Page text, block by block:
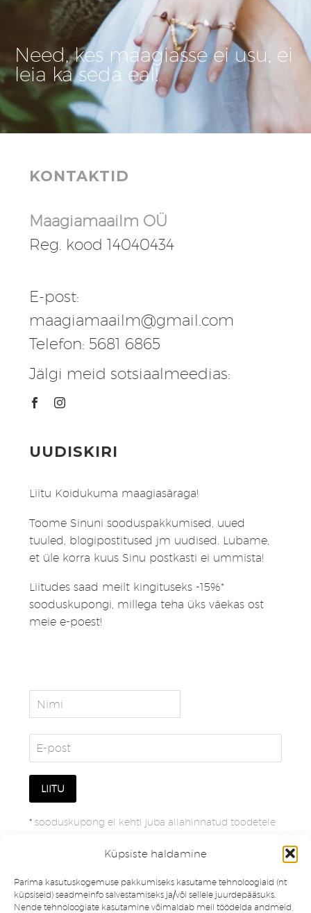
Küpsiste haldamine
Parima kasutuskogemuse pakkumiseks kasutame tehnoloogiaid (nt
küpsiseid) seadmeinfo salvestamiseks ja/või sellele juurdepääsuks.
Nende tehnoloogiate kasutamine võimaldab meil töödelda andmeid,
Need, kes maagiasse ei usu, ei
leia ka seda eal!
KONTAKTID
Maagiamaailm OÜ
Reg. kood 14040434
E-post:
maagiamaailm@gmail.com
Telefon: 5681 6865
Jälgi meid sotsiaalmeedias:
UUDISKIRI
Liitu Koidukuma maagiasäraga!
Toome Sinuni sooduspakkumised, uued
tuuled, blogipostitused jm uudised. Lubame,
et üle korra kuus Sinu postkasti ei ummista!
Liitudes saad meilt kingituseks -15%*
sooduskupongi, millega teha üks väekas ost
meie e-poest!
* sooduskupong ei kehti juba allahinnatud toodetele